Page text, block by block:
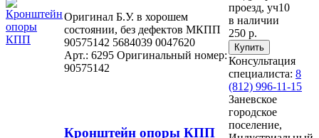
Оригинал Б.У. в хорошем
состоянии, без дефектов МКПП
90575142 5684039 0047620
Арт.: 6295 Оригинальный номер:
90575142
проезд, уч10
в наличии
250 р.
Консультация
специалиста: 8
(812) 996-11-15
Кронштейн опоры КПП
Заневское
городское
поселение,